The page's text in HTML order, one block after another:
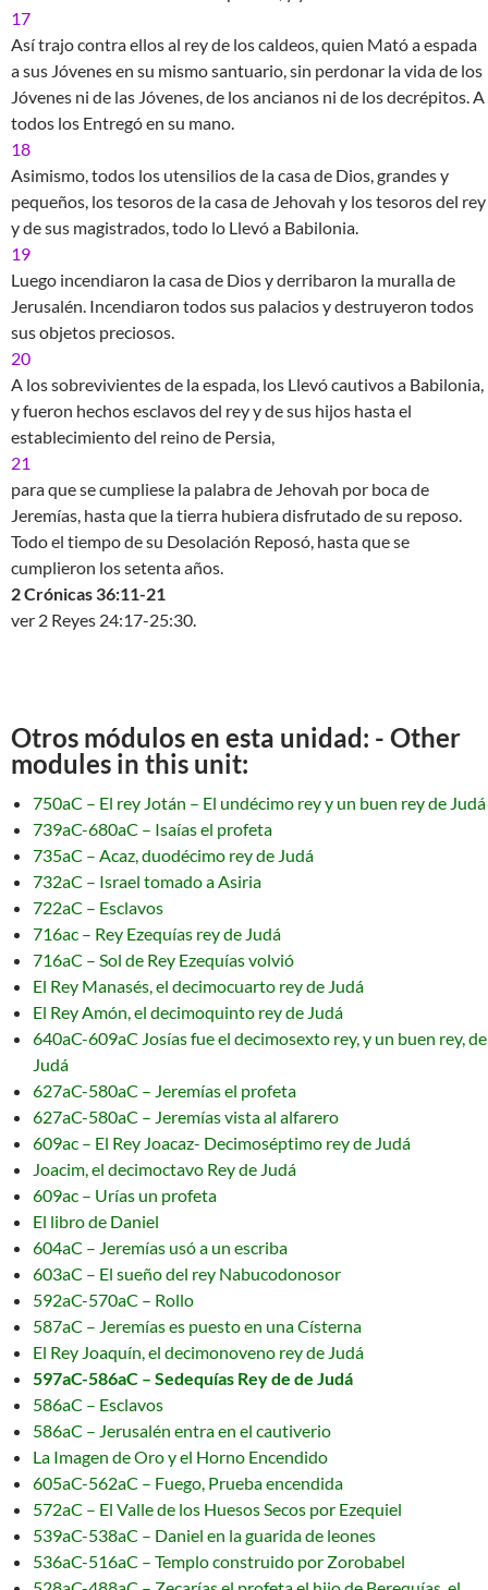
17
Así trajo contra ellos al rey de los caldeos, quien Mató a espada
a sus Jóvenes en su mismo santuario, sin perdonar la vida de los
Jóvenes ni de las Jóvenes, de los ancianos ni de los decrépitos. A
todos los Entregó en su mano.
18
Asimismo, todos los utensilios de la casa de Dios, grandes y
pequeños, los tesoros de la casa de Jehovah y los tesoros del rey
y de sus magistrados, todo lo Llevó a Babilonia.
19
Luego incendiaron la casa de Dios y derribaron la muralla de
Jerusalén. Incendiaron todos sus palacios y destruyeron todos
sus objetos preciosos.
20
A los sobrevivientes de la espada, los Llevó cautivos a Babilonia,
y fueron hechos esclavos del rey y de sus hijos hasta el
establecimiento del reino de Persia,
21
para que se cumpliese la palabra de Jehovah por boca de
Jeremías, hasta que la tierra hubiera disfrutado de su reposo.
Todo el tiempo de su Desolación Reposó, hasta que se
cumplieron los setenta años.
2 Crónicas 36:11-21
ver 2 Reyes 24:17-25:30.
Otros módulos en esta unidad: - Other
modules in this unit:
750aC – El rey Jotán – El undécimo rey y un buen rey de Judá
739aC-680aC – Isaías el profeta
735aC – Acaz, duodécimo rey de Judá
732aC – Israel tomado a Asiria
722aC – Esclavos
716ac – Rey Ezequías rey de Judá
716aC – Sol de Rey Ezequías volvió
El Rey Manasés, el decimocuarto rey de Judá
El Rey Amón, el decimoquinto rey de Judá
640aC-609aC Josías fue el decimosexto rey, y un buen rey, de
Judá
627aC-580aC – Jeremías el profeta
627aC-580aC – Jeremías vista al alfarero
609ac – El Rey Joacaz- Decimoséptimo rey de Judá
Joacim, el decimoctavo Rey de Judá
609ac – Urías un profeta
El libro de Daniel
604aC – Jeremías usó a un escriba
603aC – El sueño del rey Nabucodonosor
592aC-570aC – Rollo
587aC – Jeremías es puesto en una Císterna
El Rey Joaquín, el decimonoveno rey de Judá
597aC-586aC – Sedequías Rey de de Judá
586aC – Esclavos
586aC – Jerusalén entra en el cautiverio
La Imagen de Oro y el Horno Encendido
605aC-562aC – Fuego, Prueba encendida
572aC – El Valle de los Huesos Secos por Ezequiel
539aC-538aC – Daniel en la guarida de leones
536aC-516aC – Templo construido por Zorobabel